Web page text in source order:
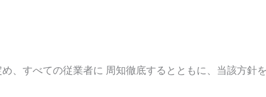
、すべての従業者に 周知徹底するとともに、当該方針